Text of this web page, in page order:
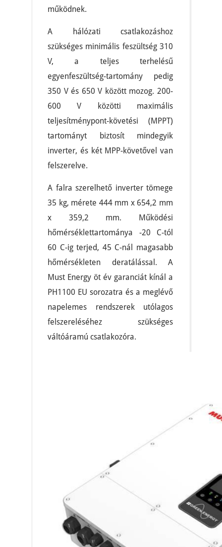
működnek.
A hálózati csatlakozáshoz
szükséges minimális feszültség 310
V, a teljes terhelésű
egyenfeszültség-tartomány pedig
350 V és 650 V között mozog. 200-
600 V közötti maximális
teljesítménypont-követési (MPPT)
tartományt biztosít mindegyik
inverter, és két MPP-követővel van
felszerelve.
A falra szerelhető inverter tömege
35 kg, mérete 444 mm x 654,2 mm
x 359,2 mm. Működési
hőmérséklettartománya -20 C-tól
60 C-ig terjed, 45 C-nál magasabb
hőmérsékleten deratálással. A
Must Energy öt év garanciát kínál a
PH1100 EU sorozatra és a meglévő
napelemes rendszerek utólagos
felszereléséhez szükséges
váltóáramú csatlakozóra.